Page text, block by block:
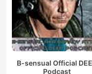
B-sensual Official
Podcast